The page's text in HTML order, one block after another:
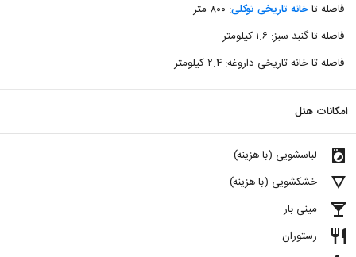
فاصله تاخانه تاریخی توکلی: ۸۰۰ متر
فاصله تا گنبد سبز: ۱.۶ کیلومتر
فاصله تا خانه تاریخی داروغه: ۲.۴ کیلومتر
امکانات هتل
local_laundry_service لباسشویی (با هزینه)
details خشکشویی (با هزینه)
local_bar مینی بار
restaurant رستوران